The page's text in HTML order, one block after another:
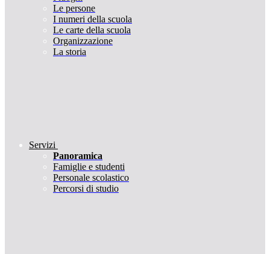
Le persone
I numeri della scuola
Le carte della scuola
Organizzazione
La storia
Servizi
Panoramica
Famiglie e studenti
Personale scolastico
Percorsi di studio